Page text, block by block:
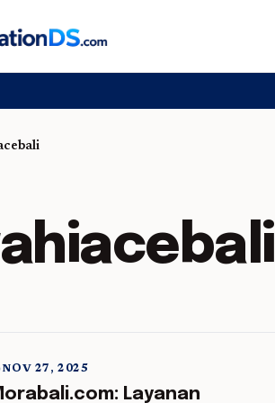
NOV 27, 2025
Layanan